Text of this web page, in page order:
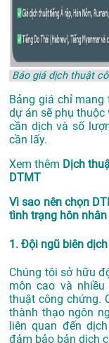
Báo giá dịch thuật
Bảng giá chỉ
dự án sẽ phụ
cần dịch và số
cần lấy.
Xem thêm Dịch
DTMT
Vì sao nên chọn
tình trạng hôn nhân
1. Đội ngũ biên
Chúng tôi sở hữu
môn cao và
thuật công chứng.
thành thạo ngôn
liên quan đến
đảm bảo bản dịch